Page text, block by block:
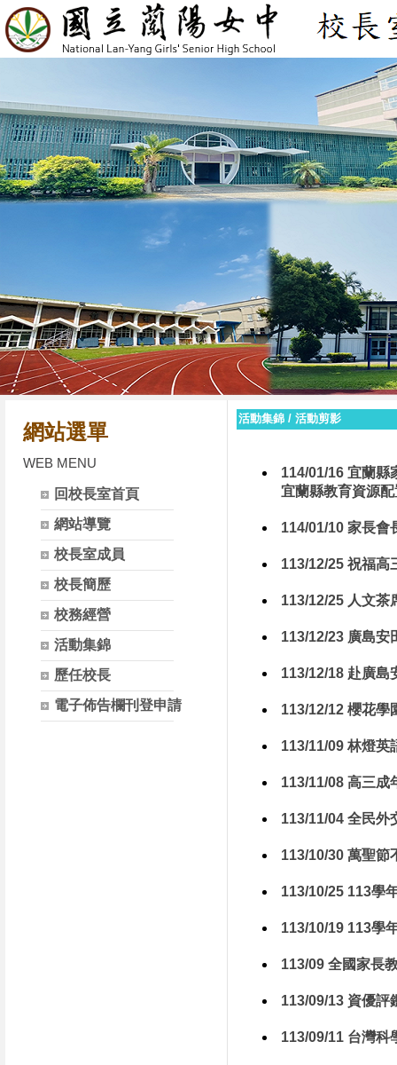
網站選單
WEB MENU
回校長室首頁
網站導覽
校長室成員
校長簡歷
校務經營
活動集錦
歷任校長
電子佈告欄刊登申請
活動集錦 / 活動剪影
114/01/16 宜蘭縣
宜蘭縣教育資源
114/01/10 家長會
113/12/25 祝福高
113/12/25 人文茶
113/12/23 廣島安
113/12/18 赴廣島
113/12/12 櫻花學
113/11/09 林燈英
113/11/08 高三成
113/11/04 全民外
113/10/30 萬聖節
113/10/25 113學
113/10/19 113學
113/09 全國家長
113/09/13 資優評
113/09/11 台灣科